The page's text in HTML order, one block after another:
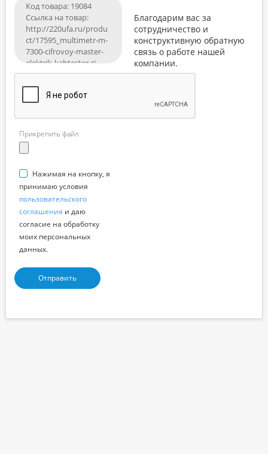
Прикрепить файл
Нажимая на кнопку, я
принимаю условия
пользовательского
соглашения и даю
согласие на обработку
моих персональных
данных.
Благодарим вас за
сотрудничество и
конструктивную обратную
связь о работе нашей
компании.